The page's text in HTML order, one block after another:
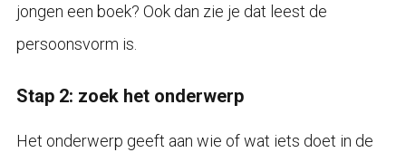
jongen een boek? Ook dan zie je dat leest de
persoonsvorm is.
Stap 2: zoek het onderwerp
Het onderwerp geeft aan wie of wat iets doet in de